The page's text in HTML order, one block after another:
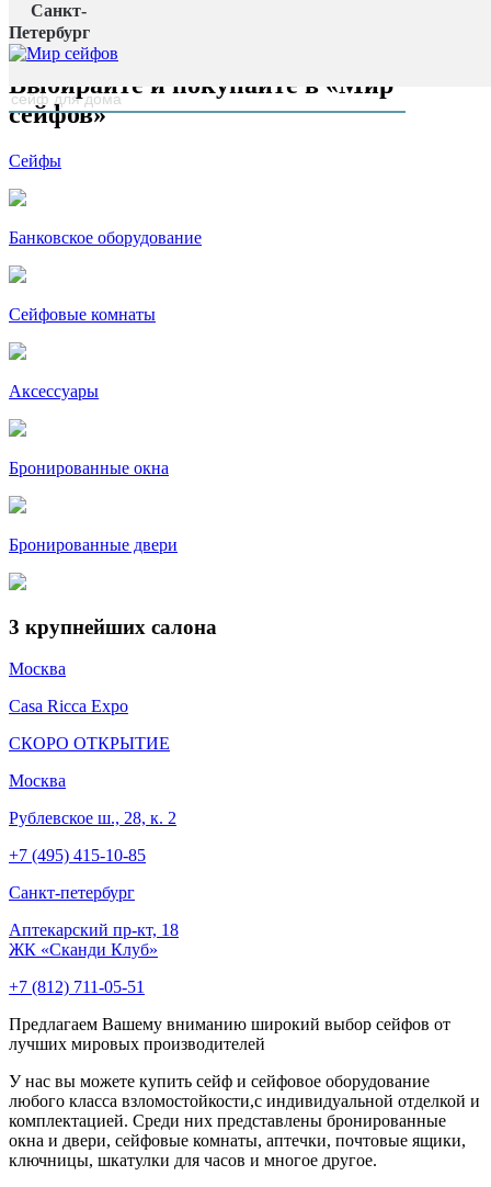
Санкт-
Петербург
Главная страница
наверх
Выбирайте и покупайте в «Мир
сейфов»
Сейфы
Банковское оборудование
Сейфовые комнаты
Аксессуары
Бронированные окна
Бронированные двери
3 крупнейших салона
Москва
Casa Ricca Expo
СКОРО ОТКРЫТИЕ
Москва
Рублевское ш., 28, к. 2
+7 (495) 415-10-85
Cанкт-петербург
Аптекарский пр-кт, 18
ЖК «Сканди Клуб»
+7 (812) 711-05-51
Предлагаем Вашему вниманию широкий выбор сейфов от
лучших мировых производителей
У нас вы можете купить сейф и сейфовое оборудование
любого класса взломостойкости,с индивидуальной отделкой и
комплектацией. Среди них представлены бронированные
окна и двери, сейфовые комнаты, аптечки, почтовые ящики,
ключницы, шкатулки для часов и многое другое.